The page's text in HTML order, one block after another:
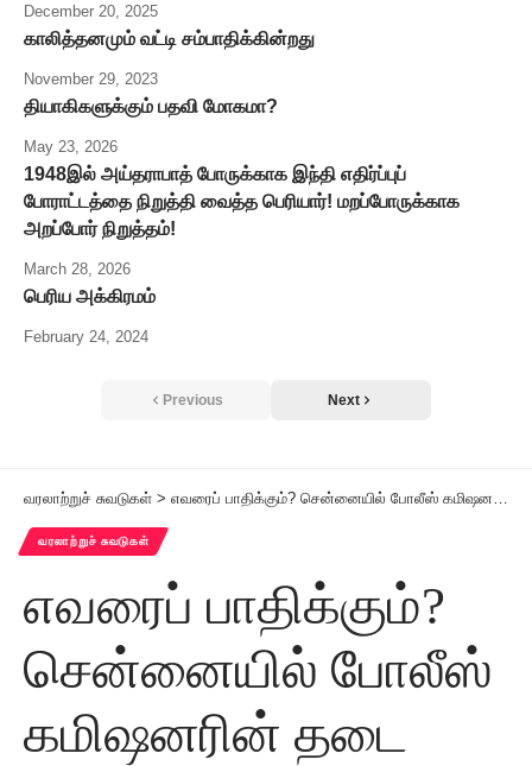
December 20, 2025
காலித்தனமும் வட்டி சம்பாதிக்கின்றது
November 29, 2023
தியாகிகளுக்கும் பதவி மோகமா?
May 23, 2026
1948இல் அய்தராபாத் போருக்காக இந்தி எதிர்ப்புப்
போராட்டத்தை நிறுத்தி வைத்த பெரியார்! மறப்போருக்காக
அறப்போர் நிறுத்தம்!
March 28, 2026
பெரிய அக்கிரமம்
February 24, 2024
Previous Next
வரலாற்றுச் சுவடுகள் > எவரைப் பாதிக்கும்? சென்னையில் போலீஸ் கமிஷனரின் தடை உத்தரவு
வரலாற்றுச் சுவடுகள்
எவரைப் பாதிக்கும்?
சென்னையில் போலீஸ்
கமிஷனரின் தடை